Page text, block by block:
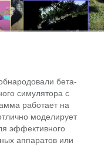
бета-
симулятора с
работает на
моделирует
эффективного
аппаратов или